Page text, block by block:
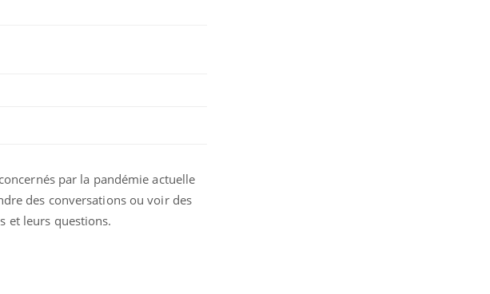
par la pandémie actuelle
des conversations ou voir des
et leurs questions.